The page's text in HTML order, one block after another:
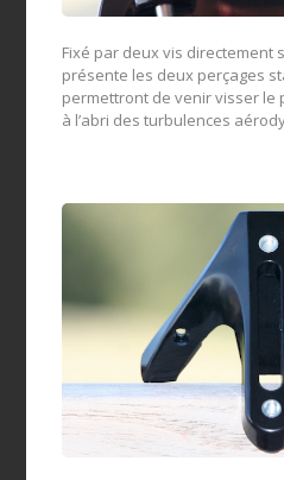
Fixé par deux vis directement
présente les deux perçages
permettront de venir visser le
à l’abri des turbulences